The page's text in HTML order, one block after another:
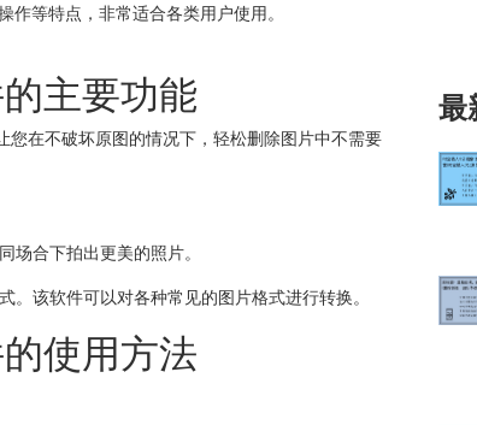
等特点，非常适合各类用户使用。
主要功能
您在不破坏原图的情况下，轻松删除图片中不需要
场合下拍出更美的照片。
该软件可以对各种常见的图片格式进行转换。
使用方法
最